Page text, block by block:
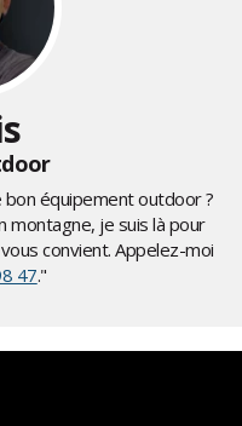
équipement outdoor ?
montagne, je suis là pour
convient. Appelez-moi
47."